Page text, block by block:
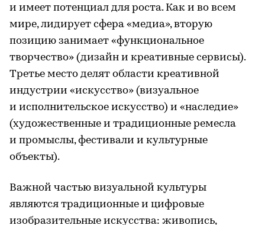
и имеет потенциал для роста. Как и во всем
мире, лидирует сфера «медиа», вторую
позицию занимает «функциональное
творчество» (дизайн и креативные сервисы).
Третье место делят области креативной
индустрии «искусство» (визуальное
и исполнительское искусство) и «наследие»
(художественные и традиционные ремесла
и промыслы, фестивали и культурные
объекты).
Важной частью визуальной культуры
являются традиционные и цифровые
изобразительные искусства: живопись,